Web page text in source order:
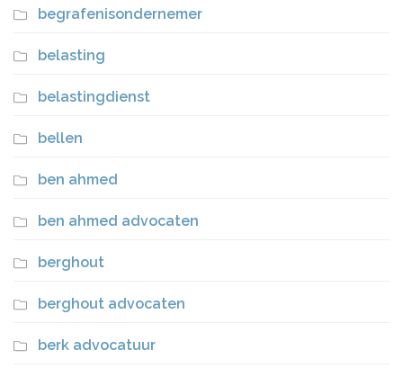
begrafenisondernemer
belasting
belastingdienst
bellen
ben ahmed
ben ahmed advocaten
berghout
berghout advocaten
berk advocatuur